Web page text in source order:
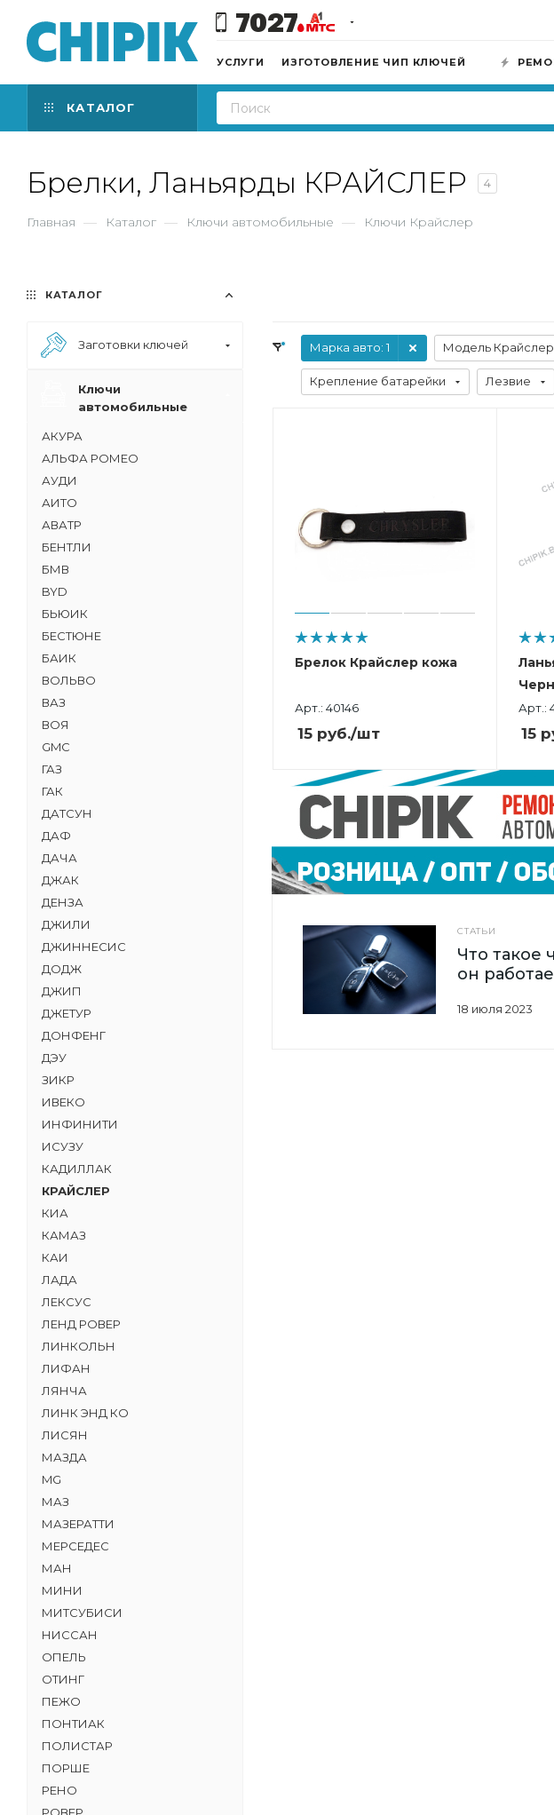
7027
УСЛУГИ ИЗГОТОВЛЕНИЕ ЧИП КЛЮЧЕЙ
КАТАЛОГ
Брелки, Ланьярды КРАЙСЛЕР 4
Главная — Каталог — Ключи автомобильные — Ключи Крайслер
Марка авто: 1 Модель Крайслер
Крепление батарейки Лезвие
Брелок Крайслер кожа
Арт.: 40146
15 руб./шт
Арт.:
15
СТАТЬИ
18 июля 2023
Что такое
он
КАТАЛОГ
Заготовки ключей
Ключи
автомобильные
АКУРА
АЛЬФА РОМЕО
АУДИ
АИТО
АВАТР
БЕНТЛИ
БМВ
BYD
БЬЮИК
БЕСТЮНЕ
БАИК
ВОЛЬВО
ВАЗ
ВОЯ
GMC
ГАЗ
ГАК
ДАТСУН
ДАФ
ДАЧА
ДЖАК
ДЕНЗА
ДЖИЛИ
ДЖИННЕСИС
ДОДЖ
ДЖИП
ДЖЕТУР
ДОНФЕНГ
ДЭУ
ЗИКР
ИВЕКО
ИНФИНИТИ
ИСУЗУ
КАДИЛЛАК
КРАЙСЛЕР
КИА
КАМАЗ
КАИ
ЛАДА
ЛЕКСУС
ЛЕНД РОВЕР
ЛИНКОЛЬН
ЛИФАН
ЛЯНЧА
ЛИНК ЭНД КО
ЛИСЯН
МАЗДА
MG
МАЗ
МАЗЕРАТТИ
МЕРСЕДЕС
МАН
МИНИ
МИТСУБИСИ
НИССАН
ОПЕЛЬ
ОТИНГ
ПЕЖО
ПОНТИАК
ПОЛИСТАР
ПОРШЕ
РЕНО